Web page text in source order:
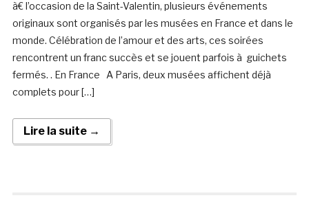
à€ l’occasion de la Saint-Valentin, plusieurs événements
originaux sont organisés par les musées en France et dans le
monde. Célébration de l’amour et des arts, ces soirées
rencontrent un franc succès et se jouent parfois à guichets
fermés. . En France A Paris, deux musées affichent déjà
complets pour […]
Lire la suite →